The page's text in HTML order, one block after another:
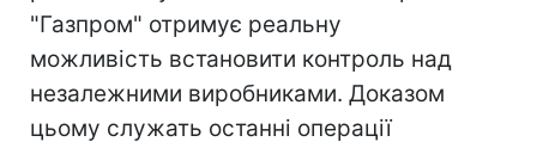
"Газпром" отримує реальну
можливість встановити контроль над
незалежними виробниками. Доказом
цьому служать останні операції